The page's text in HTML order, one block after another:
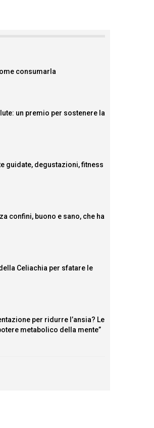
consumarla
un premio per sostenere la
guidate, degustazioni, fitness
confini, buono e sano, che ha
Celiachia per sfatare le
per ridurre l’ansia? Le
metabolico della mente”